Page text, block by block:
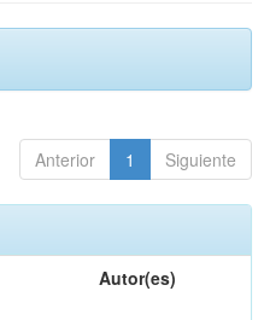
Anterior 1 Siguiente
Autor(es)